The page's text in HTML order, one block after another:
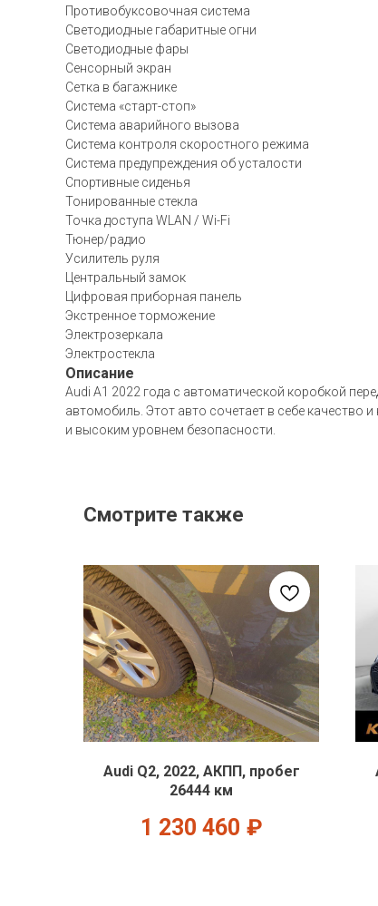
Противобуксовочная система
Светодиодные габаритные огни
Светодиодные фары
Сенсорный экран
Сетка в багажнике
Система «старт-стоп»
Система аварийного вызова
Система контроля скоростного режима
Система предупреждения об усталости
Спортивные сиденья
Тонированные стекла
Точка доступа WLAN / Wi-Fi
Тюнер/радио
Усилитель руля
Центральный замок
Цифровая приборная панель
Экстренное торможение
Электрозеркала
Электростекла
Описание
Audi A1 2022 года с автоматической коробкой
автомобиль. Этот авто сочетает в себе
и высоким уровнем безопасности.
Смотрите также
Audi Q2, 2022, АКПП, пробег
26444 км
1 230 460 ₽